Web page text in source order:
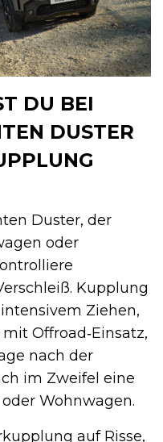
DU BEI
DUSTER
Duster, der
oder
Kupplung
Ziehen,
Offroad‑Einsatz,
nach der
im Zweifel eine
Wohnwagen.
auf Risse,